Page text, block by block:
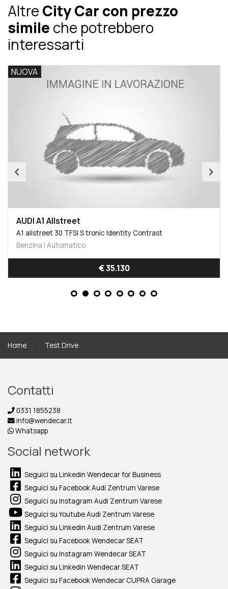
AltreCity Car con prezzo
simile che potrebbero
interessarti
NUOVA
AUDI A1 Allstreet
A1 allstreet 30 TFSI S tronic Identity Contrast
Benzina | Automatico
€ 35.130
Home Test Drive
Contatti
0331 1855238
info@wendecar.it
Whatsapp
Social network
Seguici su Linkedin Wendecar for Business
Seguici su Facebook Audi Zentrum Varese
Seguici su Instagram Audi Zentrum Varese
Seguici su Youtube Audi Zentrum Varese
Seguici su Linkedin Audi Zentrum Varese
Seguici su Facebook Wendecar SEAT
Seguici su Instagram Wendecar SEAT
Seguici su Linkedin Wendecar SEAT
Seguici su Facebook Wendecar CUPRA Garage